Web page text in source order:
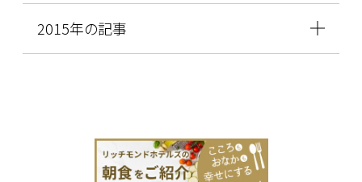
2015年の記事